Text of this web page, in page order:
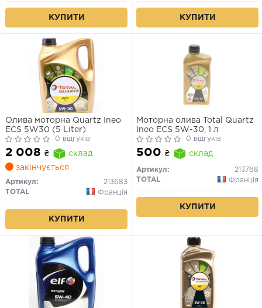
КУПИТИ КУПИТИ
Олива моторна Quartz Ineo
ECS 5W30 (5 Liter)
0 відгуків
2 008 ₴
склад
закінчується
Артикул:
213683
TOTAL
Франція
КУПИТИ
Моторна олива Total Quartz
Ineo ECS 5W-30, 1 л
0 відгуків
500 ₴ склад
Артикул:
213768
TOTAL
Франція
КУПИТИ